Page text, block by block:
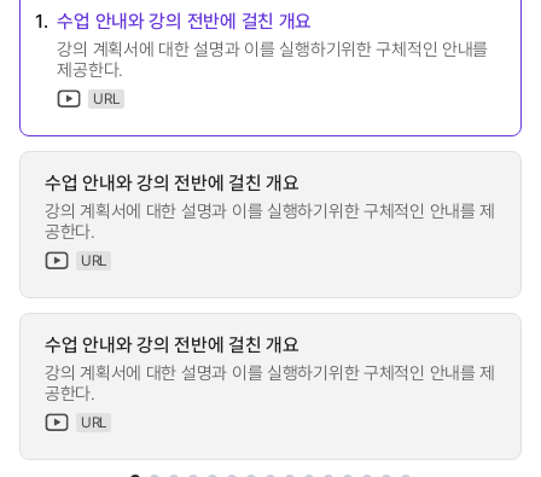
1. 수업 안내와 강의 전반에 걸친 개요
강의 계획서에 대한 설명과 이를 실행하기위한 구체적인 안내를
제공한다.
URL
수업 안내와 강의 전반에 걸친 개요
강의 계획서에 대한 설명과 이를 실행하기위한 구체적인 안내를 제
공한다.
URL
수업 안내와 강의 전반에 걸친 개요
강의 계획서에 대한 설명과 이를 실행하기위한 구체적인 안내를 제
공한다.
URL